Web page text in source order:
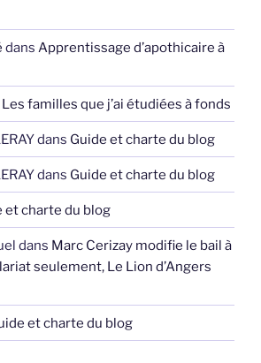
dans Apprentissage d’apothicaire à
Les familles que j’ai étudiées à fonds
dans Guide et charte du blog
dans Guide et charte du blog
et charte du blog
dans Marc Cerizay modifie le bail à
seulement, Le Lion d’Angers
et charte du blog